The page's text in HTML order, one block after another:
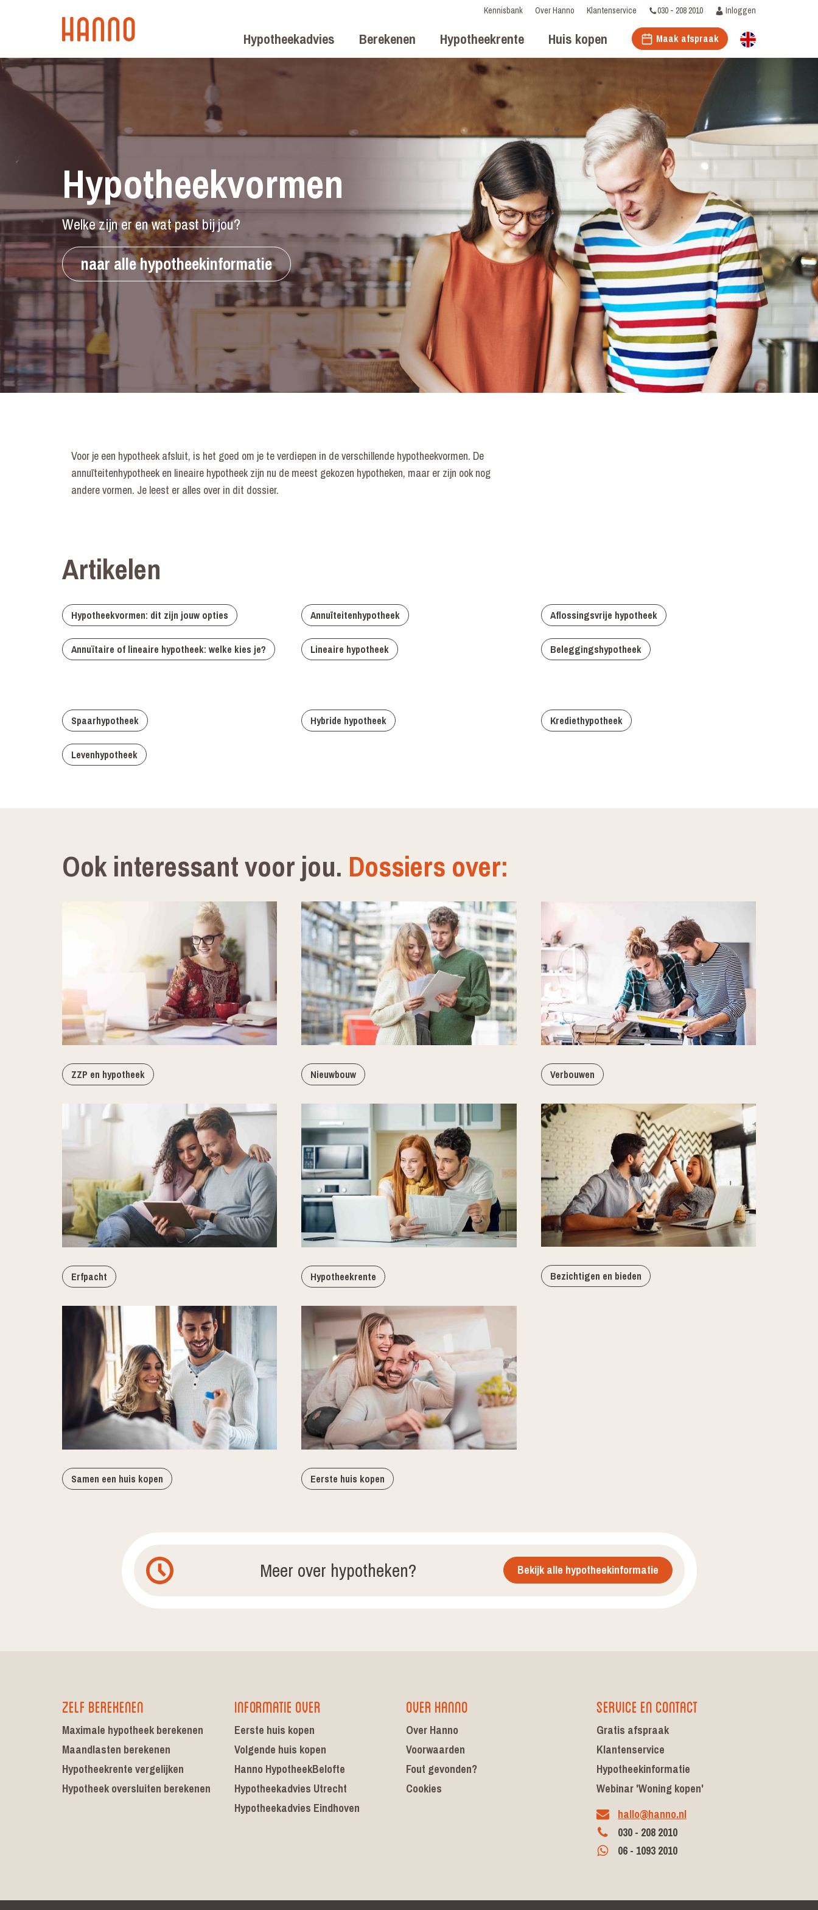
Kennisbank Over Hanno Klantenservice 030 - 208 2010 Inloggen
Hypotheekadvies Berekenen Hypotheekrente Huis kopen Maak afspraak
Hypotheekvormen
Welke zijn er en wat past bij jou?
naar alle hypotheekinformatie
Voor je een hypotheek afsluit, is het goed om je te verdiepen in de verschillende hypotheekvormen. De
annuīteitenhypotheek en lineaire hypotheek zijn nu de meest gekozen hypotheken, maar er zijn ook nog
andere vormen. Je leest er alles over in dit dossier.
Artikelen
Hypotheekvormen: dit zijn jouw opties
Annuïtaire of lineaire hypotheek: welke kies je?
Annuīteitenhypotheek
Lineaire hypotheek
Aflossingsvrije hypotheek
Beleggingshypotheek
Spaarhypotheek
Levenhypotheek
Hybride hypotheek Krediethypotheek
Ook interessant voor jou. Dossiers over:
ZZP en hypotheek
Erfpacht
Samen een huis kopen
Nieuwbouw
Hypotheekrente
Eerste huis kopen
Verbouwen
Bezichtigen en bieden
Meer over hypotheken? Bekijk alle hypotheekinformatie
Zelf berekenen
Maximale hypotheek berekenen
Maandlasten berekenen
Hypotheekrente vergelijken
Hypotheek oversluiten berekenen
Informatie over
Eerste huis kopen
Volgende huis kopen
Hanno HypotheekBelofte
Hypotheekadvies Utrecht
Hypotheekadvies Eindhoven
Over Hanno
Over Hanno
Voorwaarden
Fout gevonden?
Cookies
Service en contact
Gratis afspraak
Klantenservice
Hypotheekinformatie
Webinar 'Woning kopen'
hallo@hanno.nl
030 - 208 2010
06 - 1093 2010